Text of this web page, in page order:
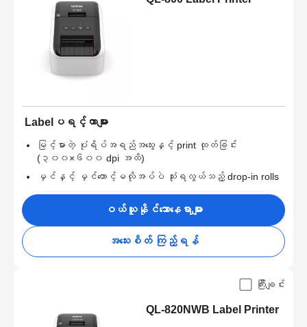
Labelပရင့်တာများ
မြင့်မားတဲ့ ပုံရိပ်အရည်အသွေးနှင့် print ထုတ်ခြင်း
(၃၀၀×၆၀၀ dpi အထိ)
မှင်နှင့် မှင်တောင့်မလိုအပ်ပဲ သုံးရလွယ်သည့် drop-in rolls
ဝယ်ယူနိုင်သောနေရာများ
အသေးစိတ် ကြည့်ရန်
ကြီးချင်း
QL-820NWB Label Printer